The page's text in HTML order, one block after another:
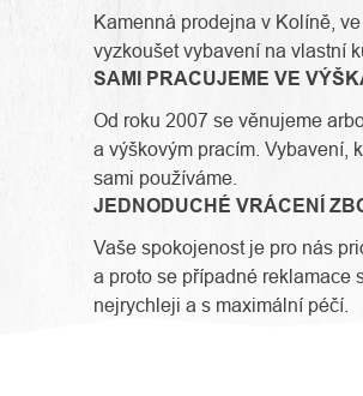
Kamenná prodejna v Kolíně,
vyzkoušet vybavení na vlastní
SAMI PRACUJEME VE
Od roku 2007 se věnujeme
a výškovým pracím. Vybavení,
sami používáme.
JEDNODUCHÉ VRÁCENÍ
Vaše spokojenost je pro nás
a proto se případné reklamace
nejrychleji a s maximální péčí.